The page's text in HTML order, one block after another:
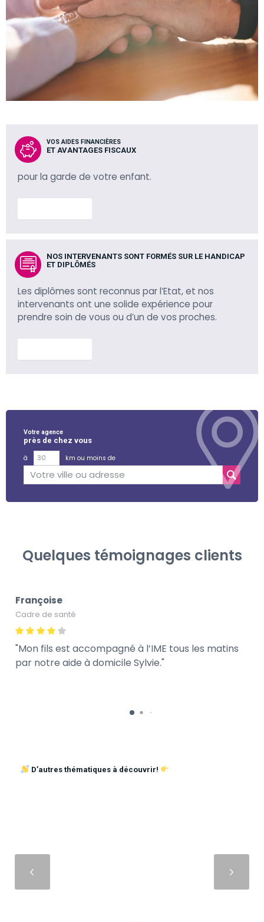
VOS AIDES FINANCIÈRES
ET AVANTAGES FISCAUX
pour la garde de votre enfant.
NOS INTERVENANTS SONT FORMÉS SUR LE HANDICAP
ET DIPLÔMÉS
Les diplômes sont reconnus par l’Etat, et nos
intervenants ont une solide expérience pour
prendre soin de vous ou d’un de vos proches.
Votre agence
près de chez vous
à
km ou moins de
Quelques témoignages clients
Françoise
Cadre de santé
Mon fils est accompagné à l’IME tous les matins
par notre aide à domicile Sylvie.
D’autres thématiques à découvrir!